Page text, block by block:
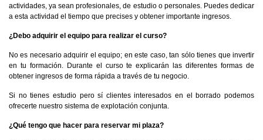
actividades, ya sean profesionales, de estudio o personales. Puedes dedicar
a esta actividad el tiempo que precises y obtener importante ingresos.
¿Debo adquirir el equipo para realizar el curso?
No es necesario adquirir el equipo; en este caso, tan sólo tienes que invertir
en tu formación. Durante el curso te explicarán las diferentes formas de
obtener ingresos de forma rápida a través de tu negocio.
Si no tienes estudio pero sí clientes interesados en el borrado podemos
ofrecerte nuestro sistema de explotación conjunta.
¿Qué tengo que hacer para reservar mi plaza?